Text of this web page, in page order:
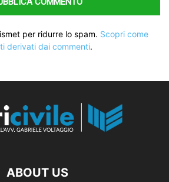
per ridurre lo spam. Scopri come
derivati dai commenti.
ABOUT US